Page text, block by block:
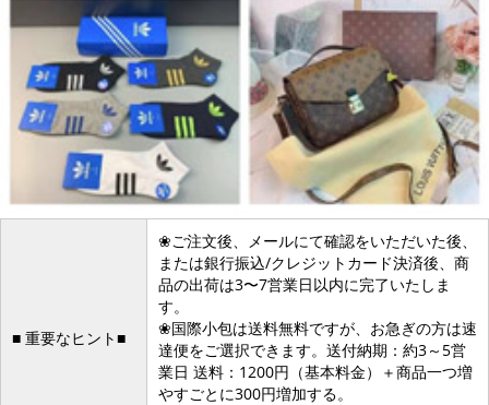
■ 重要なヒント■
❀ご注文後、メールにて確認をいただいた後、
または銀行振込/クレジットカード決済後、商
品の出荷は3〜7営業日以内に完了いたしま
す。
❀国際小包は送料無料ですが、お急ぎの方は速
達便をご選択できます。送付納期：約3～5営
業日 送料：1200円（基本料金）＋商品一つ増
やすごとに300円増加する。